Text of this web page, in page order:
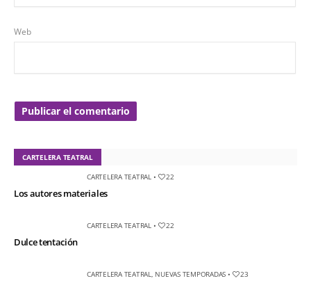
Web
CARTELERA TEATRAL
CARTELERA TEATRAL • 22
Los autores materiales
CARTELERA TEATRAL • 22
Dulce tentación
CARTELERA TEATRAL NUEVAS TEMPORADAS • 23